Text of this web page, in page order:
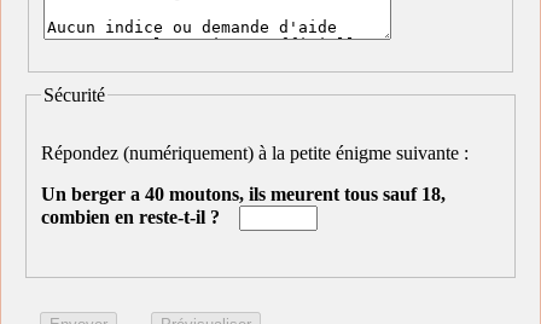
Sécurité
Répondez (numériquement) à la petite énigme suivante :
Un berger a 40 moutons, ils meurent tous sauf 18,
combien en reste-t-il ?